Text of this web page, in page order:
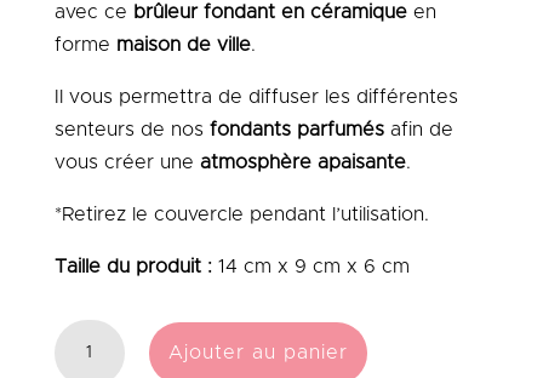
avec ce brûleur fondant en céramiqueen
forme maison de ville.
Il vous permettra de diffuser les différentes
senteurs de nos fondants parfumésafin de
vous créer une atmosphère apaisante.
*Retirez le couvercle pendant l’utilisation.
Taille du produit : 14 cm x 9 cm x 6 cm
QUANTITÉ
DE
Ajouter au panier